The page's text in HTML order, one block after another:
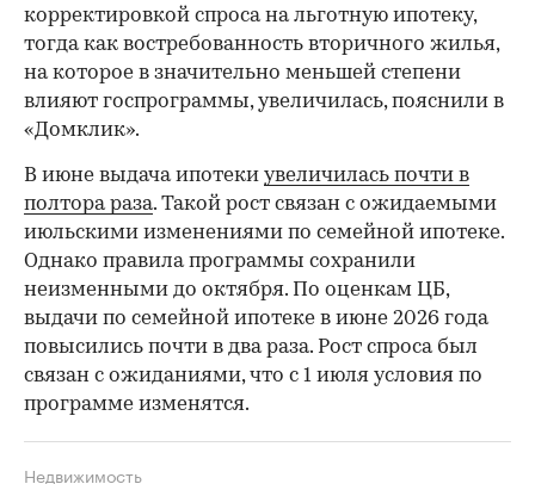
корректировкой спроса на льготную ипотеку,
тогда как востребованность вторичного жилья,
на которое в значительно меньшей степени
влияют госпрограммы, увеличилась, пояснили в
«Домклик».
В июне выдача ипотеки увеличилась почти в
полтора раза. Такой рост связан с ожидаемыми
июльскими изменениями по семейной ипотеке.
Однако правила программы сохранили
неизменными до октября. По оценкам ЦБ,
выдачи по семейной ипотеке в июне 2026 года
повысились почти в два раза. Рост спроса был
связан с ожиданиями, что с 1 июля условия по
программе изменятся.
Недвижимость